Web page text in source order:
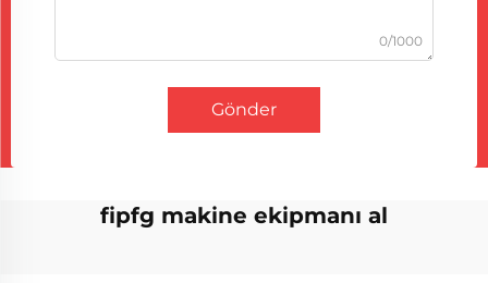
0/1000
Gönder
fipfg makine ekipmanı al